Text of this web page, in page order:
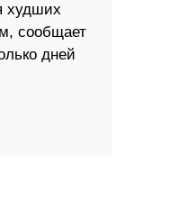
худших
сообщает
дней